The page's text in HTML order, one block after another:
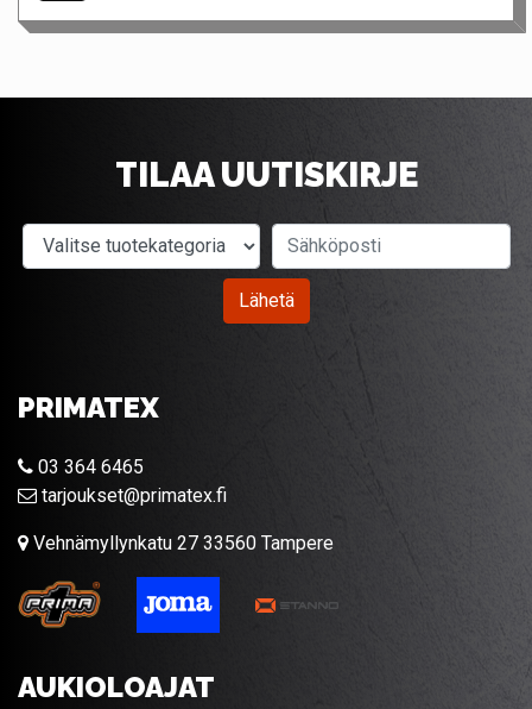
TILAA UUTISKIRJE
Valitse tuotekategoria
Lähetä
PRIMATEX
03 364 6465
tarjoukset@primatex.fi
Vehnämyllynkatu 27 33560 Tampere
AUKIOLOAJAT